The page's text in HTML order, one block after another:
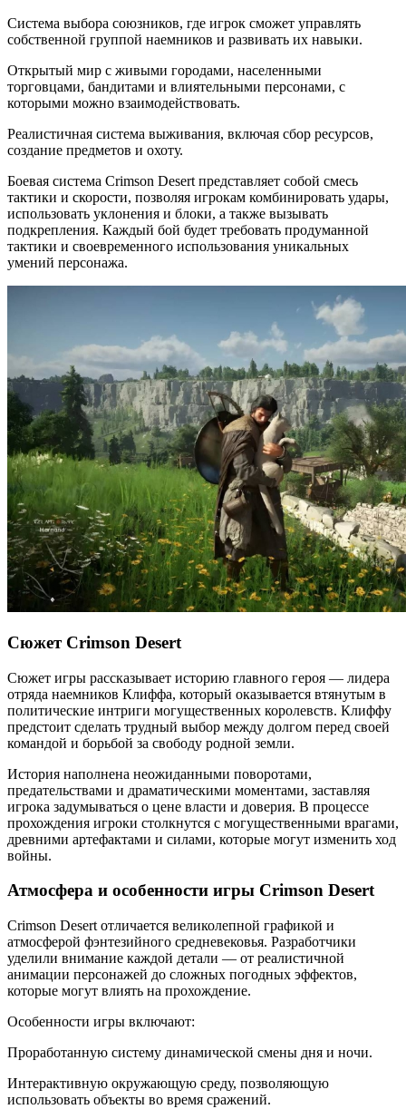
Система выбора союзников, где игрок сможет управлять
собственной группой наемников и развивать их навыки.
Открытый мир с живыми городами, населенными
торговцами, бандитами и влиятельными персонами, с
которыми можно взаимодействовать.
Реалистичная система выживания, включая сбор ресурсов,
создание предметов и охоту.
Боевая система Crimson Desert представляет собой смесь
тактики и скорости, позволяя игрокам комбинировать удары,
использовать уклонения и блоки, а также вызывать
подкрепления. Каждый бой будет требовать продуманной
тактики и своевременного использования уникальных
умений персонажа.
Сюжет Crimson Desert
Сюжет игры рассказывает историю главного героя — лидера
отряда наемников Клиффа, который оказывается втянутым в
политические интриги могущественных королевств. Клиффу
предстоит сделать трудный выбор между долгом перед своей
командой и борьбой за свободу родной земли.
История наполнена неожиданными поворотами,
предательствами и драматическими моментами, заставляя
игрока задумываться о цене власти и доверия. В процессе
прохождения игроки столкнутся с могущественными врагами,
древними артефактами и силами, которые могут изменить ход
войны.
Атмосфера и особенности игры Crimson Desert
Crimson Desert отличается великолепной графикой и
атмосферой фэнтезийного средневековья. Разработчики
уделили внимание каждой детали — от реалистичной
анимации персонажей до сложных погодных эффектов,
которые могут влиять на прохождение.
Особенности игры включают:
Проработанную систему динамической смены дня и ночи.
Интерактивную окружающую среду, позволяющую
использовать объекты во время сражений.